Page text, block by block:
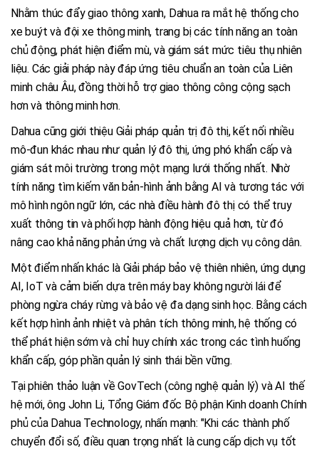
Nhằm thúc đẩy giao thông xanh, Dahua ra mắt hệ thống cho
xe buýt và đội xe thông minh, trang bị các tính năng an toàn
chủ động, phát hiện điểm mù, và giám sát mức tiêu thụ nhiên
liệu. Các giải pháp này đáp ứng tiêu chuẩn an toàn của Liên
minh châu Âu, đồng thời hỗ trợ giao thông công cộng sạch
hơn và thông minh hơn.
Dahua cũng giới thiệu Giải pháp quản trị đô thị, kết nối nhiều
mô-đun khác nhau như quản lý đô thị, ứng phó khẩn cấp và
giám sát môi trường trong một mạng lưới thống nhất. Nhờ
tính năng tìm kiếm văn bản-hình ảnh bằng AI và tương tác với
mô hình ngôn ngữ lớn, các nhà điều hành đô thị có thể truy
xuất thông tin và phối hợp hành động hiệu quả hơn, từ đó
nâng cao khả năng phản ứng và chất lượng dịch vụ công dân.
Một điểm nhấn khác là Giải pháp bảo vệ thiên nhiên, ứng dụng
AI, IoT và cảm biến dựa trên máy bay không người lái để
phòng ngừa cháy rừng và bảo vệ đa dạng sinh học. Bằng cách
kết hợp hình ảnh nhiệt và phân tích thông minh, hệ thống có
thể phát hiện sớm và chỉ huy chính xác trong các tình huống
khẩn cấp, góp phần quản lý sinh thái bền vững.
Tại phiên thảo luận về GovTech (công nghệ quản lý) và AI thế
hệ mới, ông John Li, Tổng Giám đốc Bộ phận Kinh doanh Chính
phủ của Dahua Technology, nhấn mạnh: "Khi các thành phố
chuyển đổi số, điều quan trọng nhất là cung cấp dịch vụ tốt